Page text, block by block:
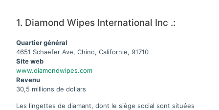
1. Diamond Wipes International Inc .:
Quartier général
4651 Schaefer Ave, Chino, Californie, 91710
Site web
www.diamondwipes.com
Revenu
30,5 millions de dollars
Les lingettes de diamant, dont le siège social sont situées